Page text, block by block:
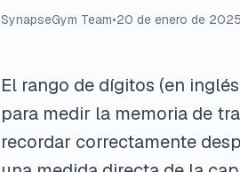
SynapseGym Team•20 de enero de 2025
El rango de dígitos (en
para medir la memoria de
recordar correctamente